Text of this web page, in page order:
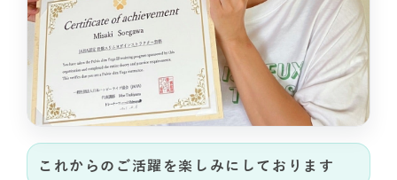
これからのご活躍を楽しみにしております